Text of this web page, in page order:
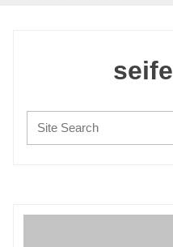
Search: